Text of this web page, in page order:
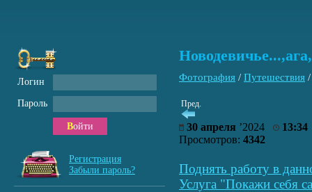
Фотография / Путешествия
Пред.
30 апреля ’2024
13:34
Просмотров: 4342
Поднять работу в
Услуга "Покажи себя
Логин
Пароль
Войти
Регистрация
Забыли пароль?